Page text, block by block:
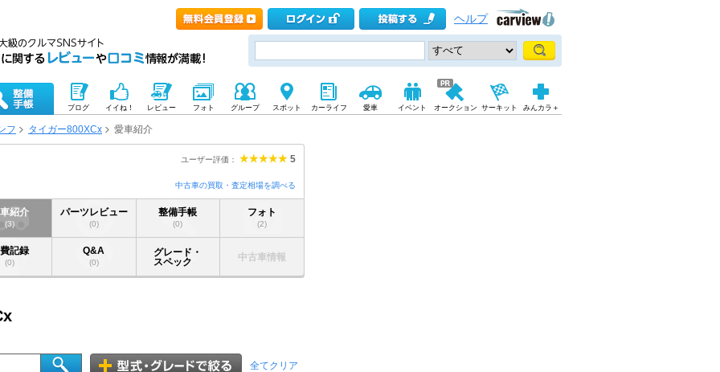
ヘルプ
ブログ イイね！ レビュー フォト グループ スポット カーライフ 愛車 イベント オークション サーキット みんカラ＋
フ タイガー800XCx 愛車紹介
ユーザー評価： 5
中古車の買取・査定相場を調べる
紹介
(3)
パーツレビュー
(0)
整備手帳
(0)
フォト
(2)
記録
(0)
Q&A
(0)
グレード・
スペック
中古車情報
全てクリア